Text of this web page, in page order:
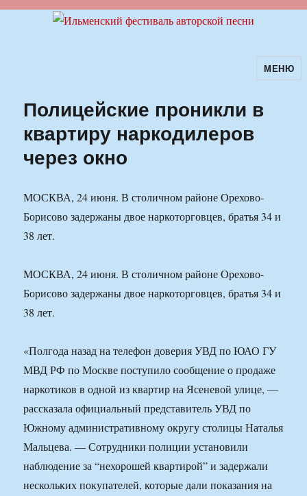
Ильменский фестиваль авторскойМЕНЮ
Полицейские проникли в
квартиру наркодилеров
через окно
МОСКВА, 24 июня. В столичном районе Орехово-
Борисово задержаны двое наркоторговцев, братья 34 и
38 лет.
МОСКВА, 24 июня. В столичном районе Орехово-
Борисово задержаны двое наркоторговцев, братья 34 и
38 лет.
«Полгода назад на телефон доверия УВД по ЮАО ГУ
МВД РФ по Москве поступило сообщение о продаже
наркотиков в одной из квартир на Ясеневой улице, —
рассказала официальный представитель УВД по
Южному административному округу столицы Наталья
Мальцева. — Сотрудники полиции установили
наблюдение за “нехорошей квартирой” и задержали
нескольких покупателей, которые дали показания на